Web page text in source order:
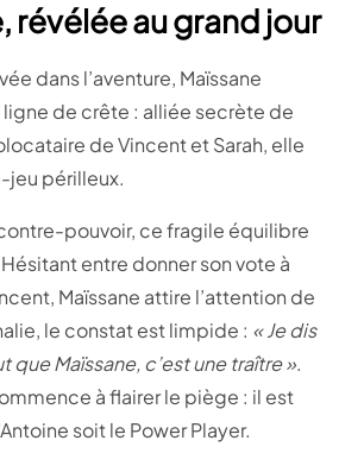
révélée au grand jour
dans l’aventure, Maïssane
ligne de crête : alliée secrète de
de Vincent et Sarah, elle
jeu périlleux.
pouvoir, ce fragile équilibre
entre donner son vote à
Maïssane attire l’attention de
le constat est limpide : « Je dis
Maïssane, c’est une traître ».
à flairer le piège : il est
soit le Power Player.